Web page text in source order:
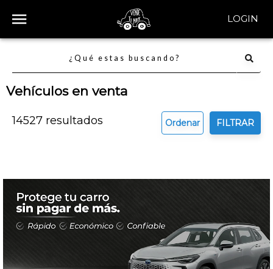
LOGIN
Vehículos en venta
14527 resultados FILTRAR
Ordenar